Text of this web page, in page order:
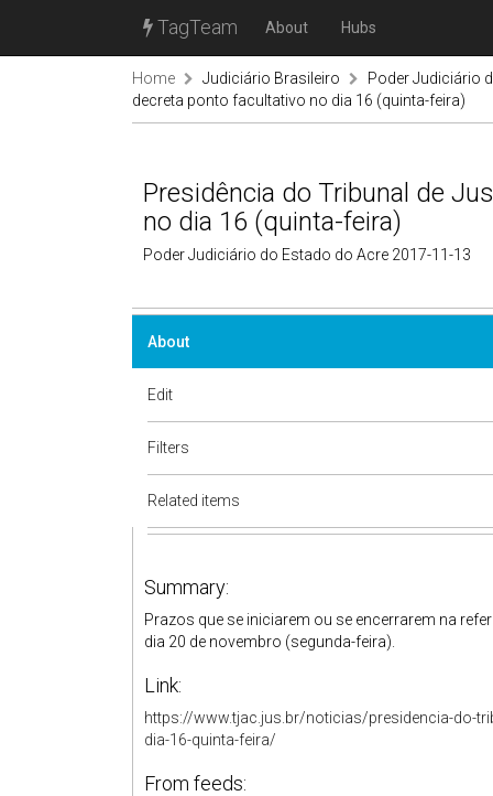
TagTeam About Hubs
Home Judiciário Brasileiro
Poder Judiciário
decreta ponto facultativo no dia 16 (quinta-feira)
Presidência do Tribunal de
no dia 16 (quinta-feira)
Poder Judiciário do Estado do Acre 2017-11-13
About
Edit
Filters
Related items
Summary:
Prazos que se iniciarem ou se encerrarem na
dia 20 de novembro (segunda-feira).
Link:
https://www.tjac.jus.br/noticias/presidencia-do-
dia-16-quinta-feira/
From feeds: